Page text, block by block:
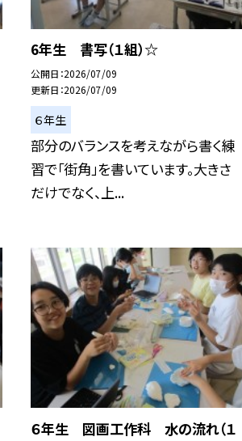
6年生 書写（１組）☆
公開日 2026/07/09
更新日 2026/07/09
６年生
部分のバランスを考えながら書く練
習で「街角」を書いています。大きさ
だけでなく、上...
６年生 図画工作科 水の流れ（１